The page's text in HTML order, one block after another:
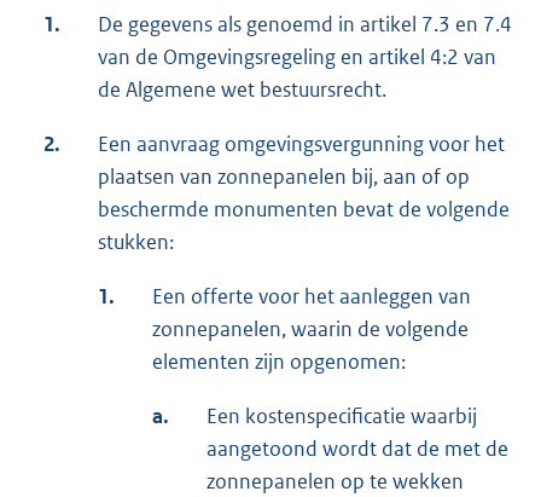
1.
De gegevens als genoemd in artikel 7.3 en 7.4
van de Omgevingsregeling en artikel 4:2 van
de Algemene wet bestuursrecht.
2.
Een aanvraag omgevingsvergunning voor het
plaatsen van zonnepanelen bij, aan of op
beschermde monumenten bevat de volgende
stukken:
1.
Een offerte voor het aanleggen van
zonnepanelen, waarin de volgende
elementen zijn opgenomen:
a.
Een kostenspecificatie waarbij
aangetoond wordt dat de met de
zonnepanelen op te wekken